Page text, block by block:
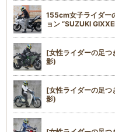
155cm女子ライダー
ョン “SUZUKI
[女性ライダーの足
影)
[女性ライダーの足
影)